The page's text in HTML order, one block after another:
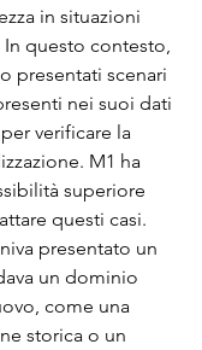
in situazioni
questo contesto,
presentati scenari
nei suoi dati
verificare la
M1 ha
superiore
questi casi.
presentato un
un dominio
come una
storica o un